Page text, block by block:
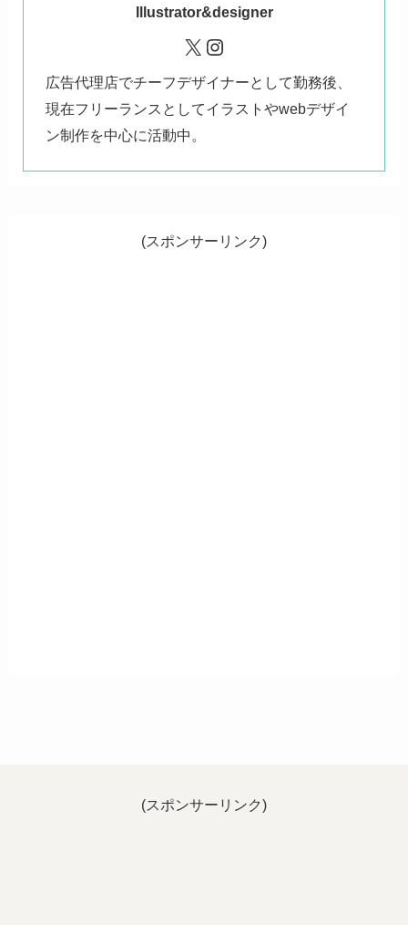
Illustrator&designer
X Instagram
広告代理店でチーフデザイナーとして勤務後、
現在フリーランスとしてイラストやwebデザイ
ン制作を中心に活動中。
(スポンサーリンク)
(スポンサーリンク)